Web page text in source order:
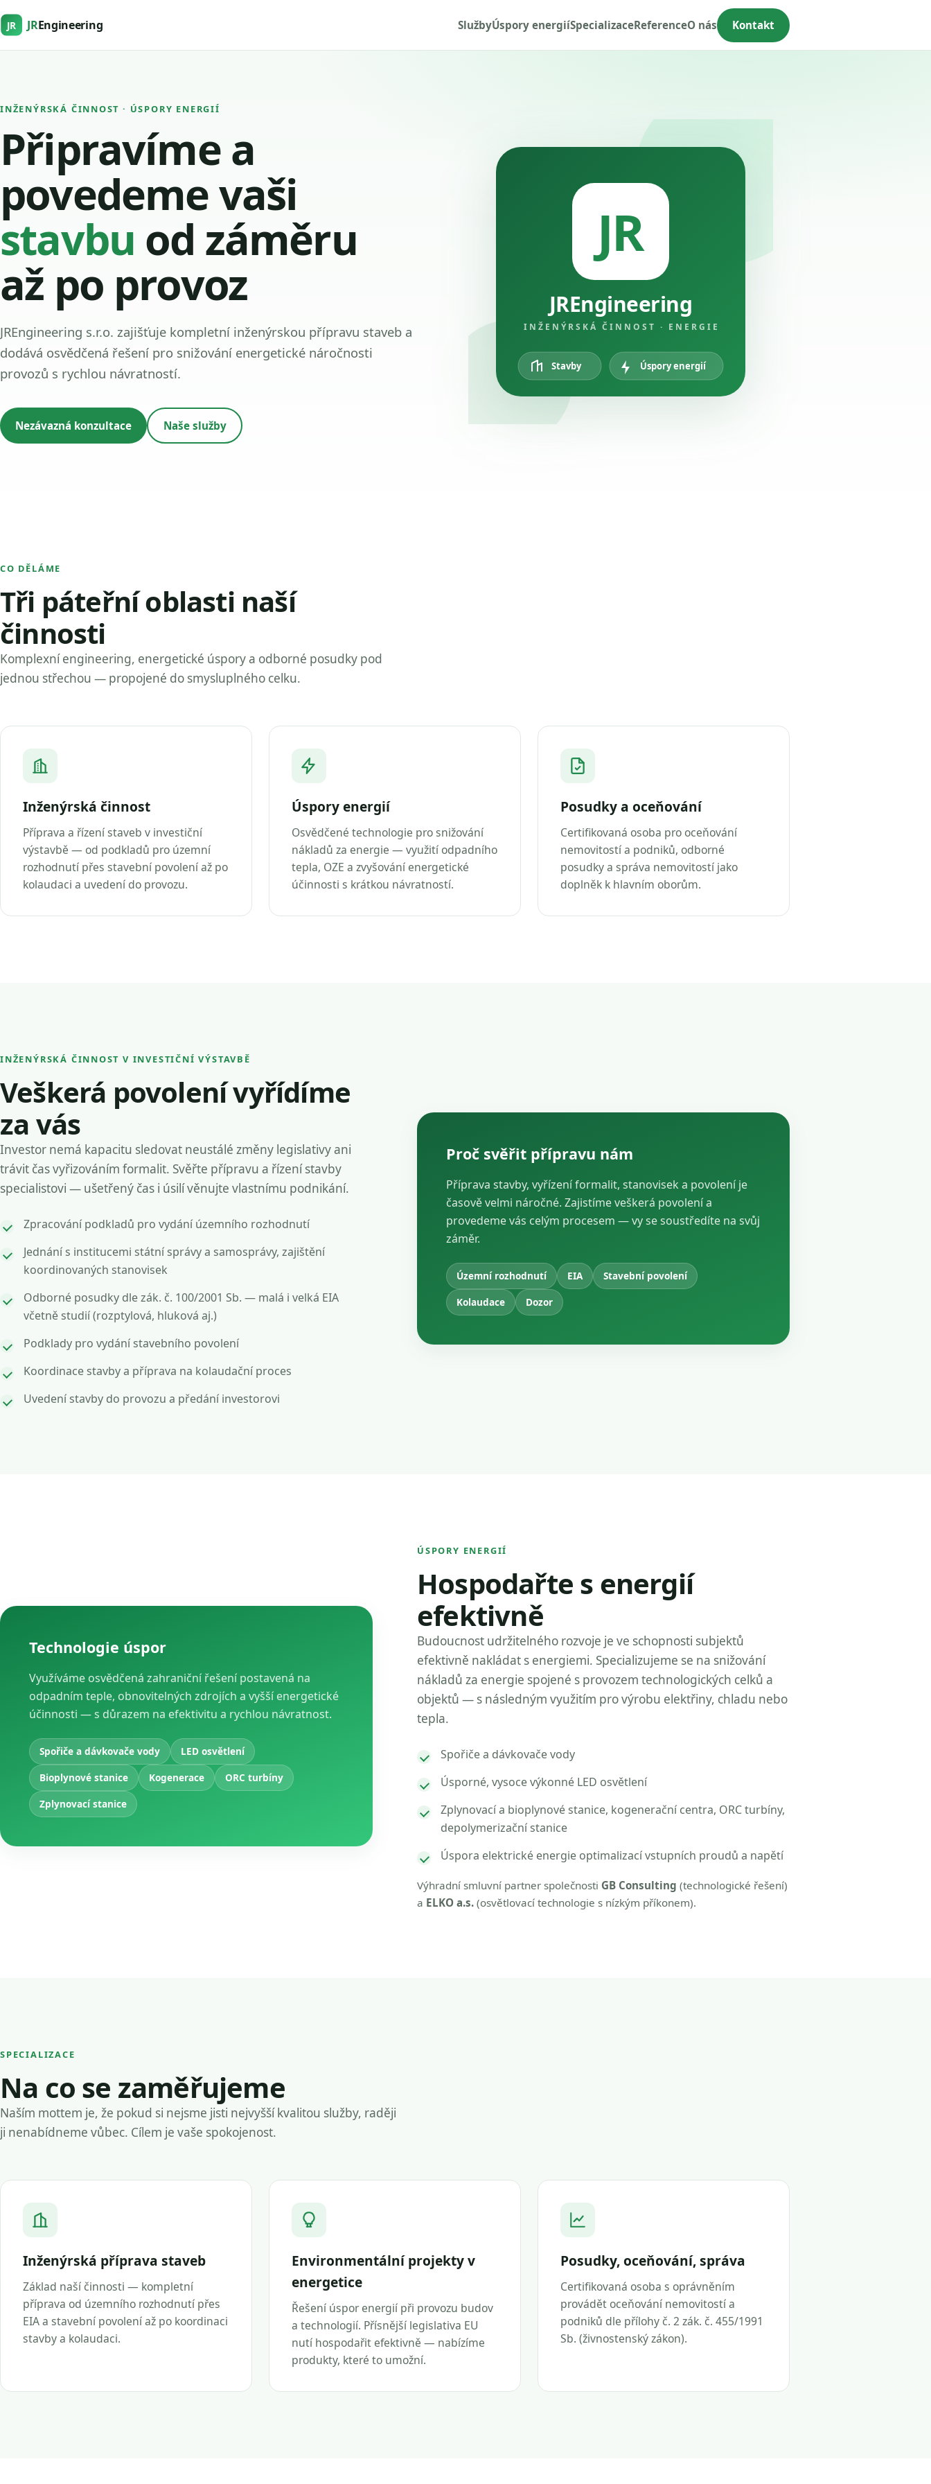
JR JREngineering SlužbyÚspory energiíSpecializaceReferenceO nás Kontakt
INŽENÝRSKÁ ČINNOST · ÚSPORY ENERGIÍ
Připravíme a
povedeme vaši
stavbu od záměru
až po provoz
JREngineering s.r.o. zajišťuje kompletní inženýrskou přípravu staveb a
dodává osvědčená řešení pro snižování energetické náročnosti
provozů s rychlou návratností.
Nezávazná konzultace Naše služby
JR
JREngineering
INŽENÝRSKÁ ČINNOST · ENERGIE
Stavby Úspory energií
CO DĚLÁME
Tři páteřní oblasti naší
činnosti
Komplexní engineering, energetické úspory a odborné posudky pod
jednou střechou — propojené do smysluplného celku.
Inženýrská činnost
Příprava a řízení staveb v investiční
výstavbě — od podkladů pro územní
rozhodnutí přes stavební povolení až po
kolaudaci a uvedení do provozu.
Úspory energií
Osvědčené technologie pro snižování
nákladů za energie — využití odpadního
tepla, OZE a zvyšování energetické
účinnosti s krátkou návratností.
Posudky a oceňování
Certifikovaná osoba pro oceňování
nemovitostí a podniků, odborné
posudky a správa nemovitostí jako
doplněk k hlavním oborům.
INŽENÝRSKÁ ČINNOST V INVESTIČNÍ VÝSTAVBĚ
Veškerá povolení vyřídíme
za vás
Investor nemá kapacitu sledovat neustálé změny legislativy ani
trávit čas vyřizováním formalit. Svěřte přípravu a řízení stavby
specialistovi — ušetřený čas i úsilí věnujte vlastnímu podnikání.
Zpracování podkladů pro vydání územního rozhodnutí
Jednání s institucemi státní správy a samosprávy, zajištění
koordinovaných stanovisek
Odborné posudky dle zák. č. 100/2001 Sb. — malá i velká EIA
včetně studií (rozptylová, hluková aj.)
Podklady pro vydání stavebního povolení
Koordinace stavby a příprava na kolaudační proces
Uvedení stavby do provozu a předání investorovi
Proč svěřit přípravu nám
Příprava stavby, vyřízení formalit, stanovisek a povolení je
časově velmi náročné. Zajistíme veškerá povolení a
provedeme vás celým procesem — vy se soustředíte na svůj
záměr.
Územní rozhodnutí EIA
Stavební povolení
Kolaudace
Dozor
Technologie úspor
Využíváme osvědčená zahraniční řešení postavená na
odpadním teple, obnovitelných zdrojích a vyšší energetické
účinnosti — s důrazem na efektivitu a rychlou návratnost.
Spořiče a dávkovače vody
LED osvětlení
Bioplynové stanice
Kogenerace
ORC turbíny
Zplynovací stanice
ÚSPORY ENERGIÍ
Hospodařte s energií
efektivně
Budoucnost udržitelného rozvoje je ve schopnosti subjektů
efektivně nakládat s energiemi. Specializujeme se na snižování
nákladů za energie spojené s provozem technologických celků a
objektů — s následným využitím pro výrobu elektřiny, chladu nebo
tepla.
Spořiče a dávkovače vody
Úsporné, vysoce výkonné LED osvětlení
Zplynovací a bioplynové stanice, kogenerační centra, ORC turbíny,
depolymerizační stanice
Úspora elektrické energie optimalizací vstupních proudů a napětí
Výhradní smluvní partner společnosti GB Consulting (technologické řešení)
a ELKO a.s. (osvětlovací technologie s nízkým příkonem).
SPECIALIZACE
Na co se zaměřujeme
Naším mottem je, že pokud si nejsme jisti nejvyšší kvalitou služby, raději
ji nenabídneme vůbec. Cílem je vaše spokojenost.
Inženýrská příprava staveb
Základ naší činnosti — kompletní
příprava od územního rozhodnutí přes
EIA a stavební povolení až po koordinaci
stavby a kolaudaci.
Environmentální projekty v
energetice
Řešení úspor energií při provozu budov
a technologií. Přísnější legislativa EU
nutí hospodařit efektivně — nabízíme
produkty, které to umožní.
Posudky, oceňování, správa
Certifikovaná osoba s oprávněním
provádět oceňování nemovitostí a
podniků dle přílohy č. 2 zák. č. 455/1991
Sb. (živnostenský zákon).